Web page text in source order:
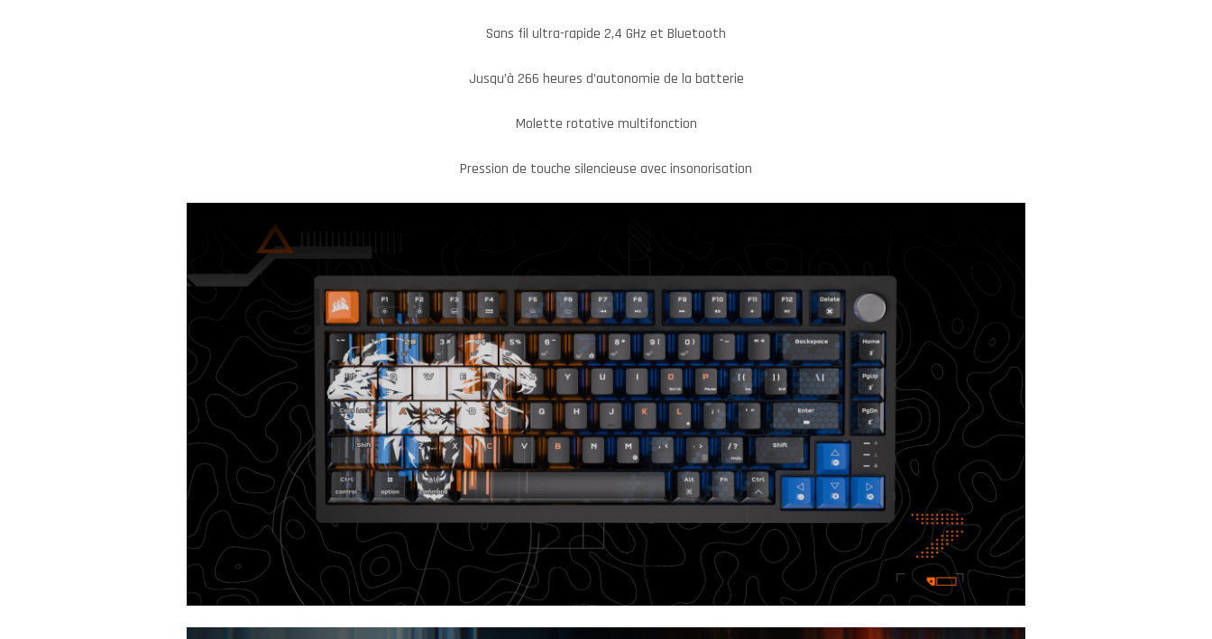
Sans fil ultra-rapide 2,4 GHz et Bluetooth
Jusqu’à 266 heures d’autonomie de la batterie
Molette rotative multifonction
Pression de touche silencieuse avec insonorisation